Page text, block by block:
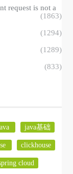
request is not a
(1863)
(1294)
(1289)
(833)
java基础
clickhouse
cloud